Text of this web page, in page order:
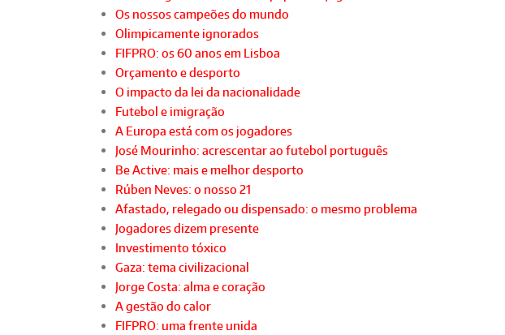
Os nossos campeões do mundo
Olimpicamente ignorados
FIFPRO: os 60 anos em Lisboa
Orçamento e desporto
O impacto da lei da nacionalidade
Futebol e imigração
A Europa está com os jogadores
José Mourinho: acrescentar ao futebol português
Be Active: mais e melhor desporto
Rúben Neves: o nosso 21
Afastado, relegado ou dispensado: o mesmo problema
Jogadores dizem presente
Investimento tóxico
Gaza: tema civilizacional
Jorge Costa: alma e coração
A gestão do calor
FIFPRO: uma frente unida